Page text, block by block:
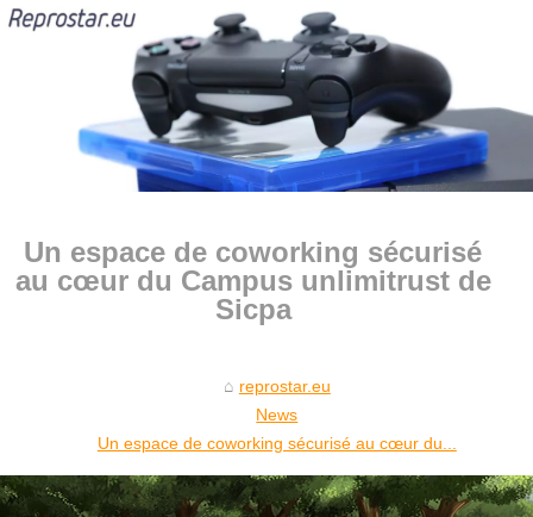
Un espace de coworking sécurisé
au cœur du Campus unlimitrust de
Sicpa
reprostar.eu
News
Un espace de coworking sécurisé au cœur du...